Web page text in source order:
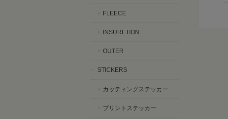
FLEECE
INSURETION
OUTER
STICKERS
カッティングステッカー
プリントステッカー